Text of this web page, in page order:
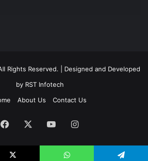
Rights Reserved. | Designed and Developed
byRST Infotech
About Us Contact Us
Facebook YouTubeInstagram